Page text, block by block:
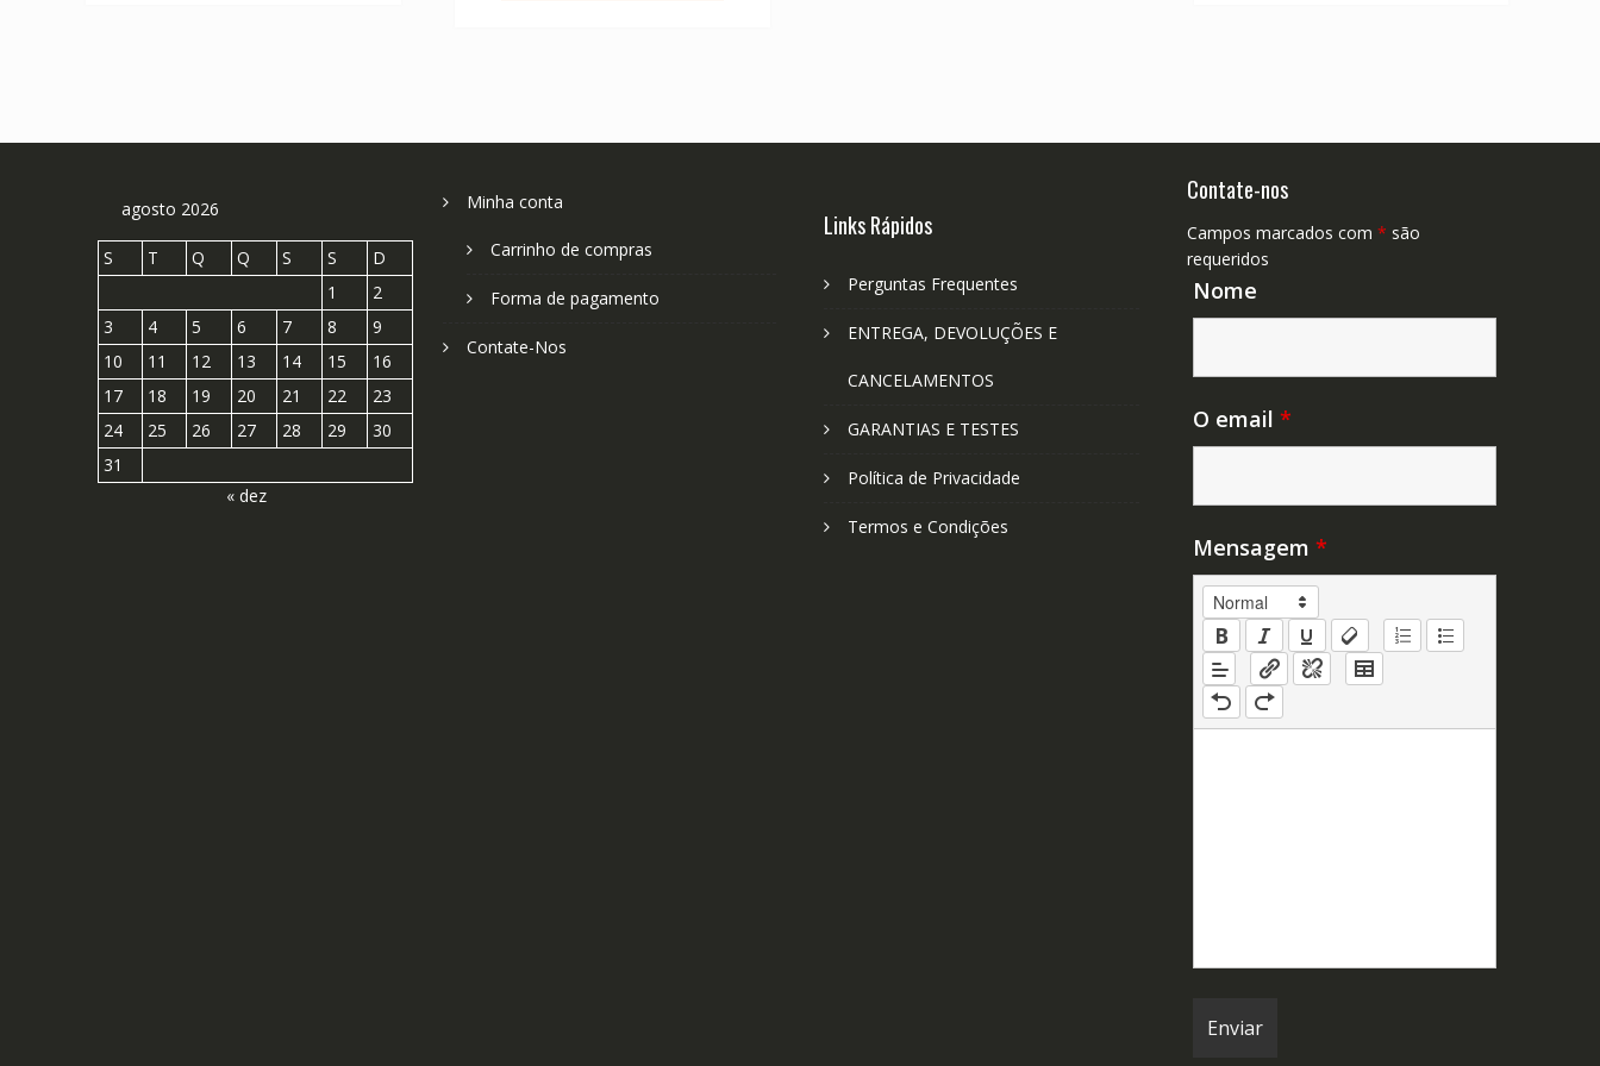
agosto 2026
S T Q Q S S
D
1
2
3
4 5 6 7 8
9
10
11 12 13 14 15
16
17
18 19 20 21 22
23
24
25 26 27 28 29
30
31
« dez
Minha conta
Carrinho de compras
Forma de pagamento
Contate-Nos
Links Rápidos
Perguntas Frequentes
ENTREGA, DEVOLUÇÕES E
CANCELAMENTOS
GARANTIAS E TESTES
Política de Privacidade
Termos e Condições
Contate-nos
Campos marcados com * são
requeridos
Nome
O email *
Mensagem *